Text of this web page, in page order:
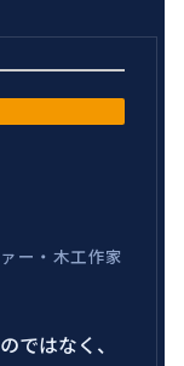
ー・木工作家
ではなく、